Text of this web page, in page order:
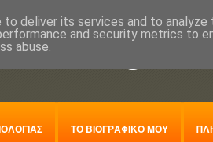
ΤΟ ΒΙΟΓΡΑΦΙΚΟ ΜΟΥ
deliver its services and to analyze
and security metrics to
abuse.